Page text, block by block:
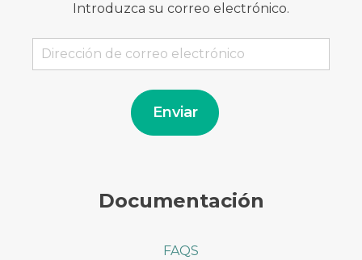
Introduzca su correo electrónico.
Dirección
de
Enviar
Documentación
FAQS